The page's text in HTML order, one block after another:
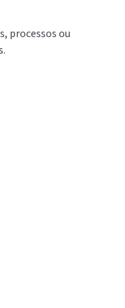
processos ou